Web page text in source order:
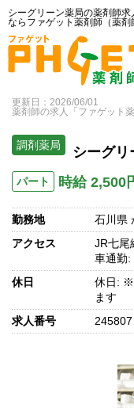
シーグリーン薬局の薬剤師
ならファゲット薬剤師（薬剤
更新日：2026/06/01
薬剤師の求人「ファゲット薬
調剤薬局 シーグリ
パート 時給 2,500
勤務地
石川県
アクセス
JR七尾
車通勤:
休日
休日: ※
ます
求人番号
245807